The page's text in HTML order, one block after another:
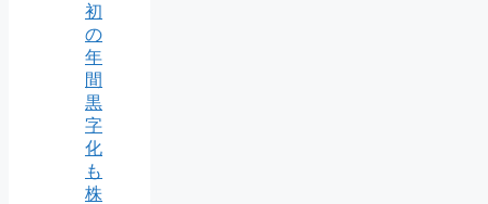
初
の
年
間
黒
字
化
も
株